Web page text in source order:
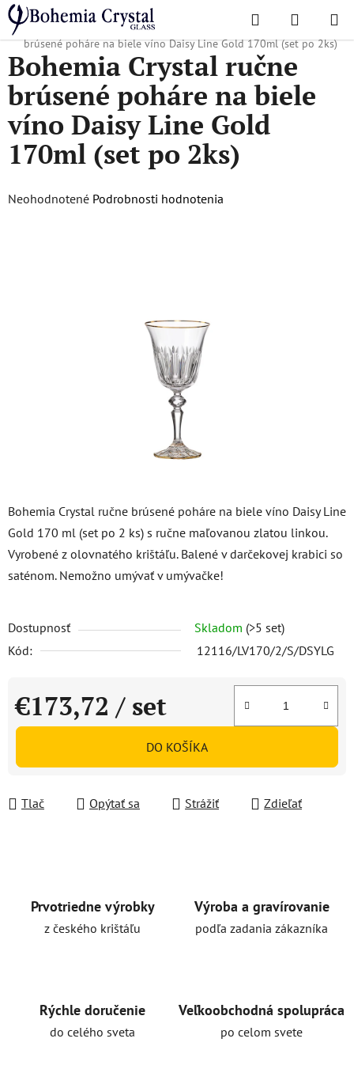
Prejsť
na
obsah
Hľadať
KOŠÍK
Domov
/ Obľúbené kolekcie / Daisy line gold
Bohemia Crystal ručne
brúsené poháre na biele víno Daisy Line Gold 170ml (set po 2ks)
Bohemia Crystal ručne brúsené poháre na biele víno Daisy Line
Gold 170 ml (set po 2 ks) s ručne maľovanou zlatou linkou.
Vyrobené z olovnatého krištáľu. Balené v darčekovej krabici so
saténom. Nemožno umývať v umývačke!
Dostupnosť Skladom (>5 set)
Kód:
12116/LV170/2/S/DSYLG
€173,72 / set
Jednotková cena:
DO KOŠÍKA
Tlač Opýtať sa Strážiť Zdieľať
Bohemia Crystal ručne
brúsené poháre na biele
víno Daisy Line Gold
170ml (set po 2ks)
Priemerné
Neohodnotené Podrobnosti hodnotenia
Prvotriedne výrobky
z českého krištáľu
Výroba a gravírovanie
podľa zadania zákazníka
Rýchle doručenie
do celého sveta
Veľkoobchodná spolupráca
po celom svete